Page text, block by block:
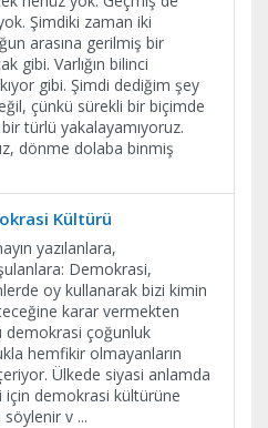
Şimdiki zaman iki
arasına gerilmiş bir
gibi. Varlığın bilinci
gibi. Şimdi dediğim şey
çünkü sürekli bir biçimde
türlü yakalayamıyoruz.
dönme dolaba binmiş
Kültürü
yazılanlara,
Demokrasi,
oy kullanarak bizi kimin
karar vermekten
demokrasi çoğunluk
hemfikir olmayanların
Ülkede siyasi anlamda
demokrasi kültürüne
söylenir v ...